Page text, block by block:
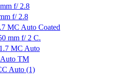
f/ 2.8
f/ 2.8
MC Auto Coated
mm f/ 2 C.
MC Auto
Auto TM
Auto (1)